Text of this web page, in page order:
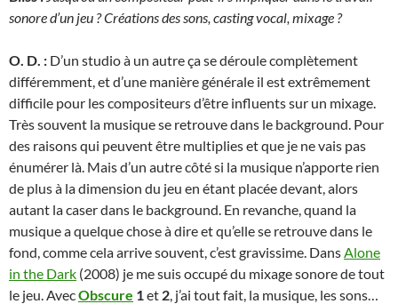
sonore d’un jeu ? Créations des sons, casting vocal, mixage ?
O. D. : D’un studio à un autre ça se déroule complètement
différemment, et d’une manière générale il est extrêmement
difficile pour les compositeurs d’être influents sur un mixage.
Très souvent la musique se retrouve dans le background. Pour
des raisons qui peuvent être multiplies et que je ne vais pas
énumérer là. Mais d’un autre côté si la musique n’apporte rien
de plus à la dimension du jeu en étant placée devant, alors
autant la caser dans le background. En revanche, quand la
musique a quelque chose à dire et qu’elle se retrouve dans le
fond, comme cela arrive souvent, c’est gravissime. Dans Alone
in the Dark (2008) je me suis occupé du mixage sonore de tout
le jeu. AvecObscure 1 et 2 , j’ai tout fait, la musique, les sons…